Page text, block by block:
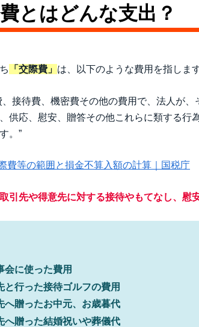
とはどんな支出？
「交際費」 は、以下のような費用を指します
、接待費、機密費その他の費用で、法人が
供応、慰安、贈答その他これらに類する行
。”
等の範囲と損金不算入額の計算｜国税庁
取引先や得意先に対する接待やもてなし、慰
会に使った費用
と行った接待ゴルフの費用
へ贈ったお中元、お歳暮代
へ贈った結婚祝いや葬儀代